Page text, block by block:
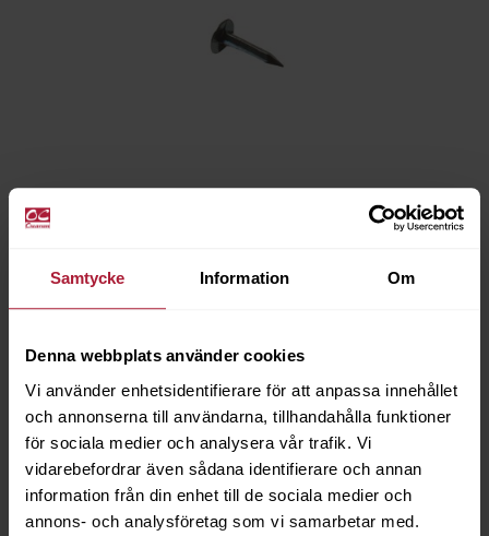
Samtycke Information Om
Denna webbplats använder cookies
Vi använder enhetsidentifierare för att anpassa innehållet
och annonserna till användarna, tillhandahålla funktioner
för sociala medier och analysera vår trafik. Vi
vidarebefordrar även sådana identifierare och annan
information från din enhet till de sociala medier och
annons- och analysföretag som vi samarbetar med.
NUBB 10mm 0.5 kg
Saldo172